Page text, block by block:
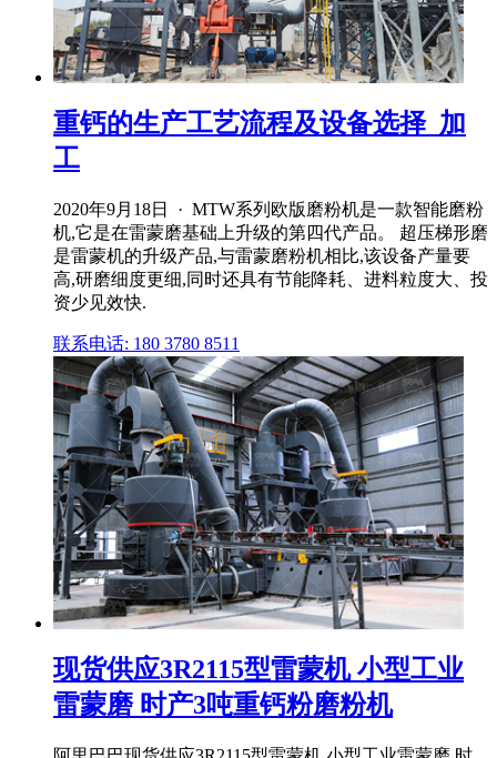
重钙的生产工艺流程及设备选择_加
工
2020年9月18日 · MTW系列欧版磨粉机是一款智能磨粉
机,它是在雷蒙磨基础上升级的第四代产品。 超压梯形磨
是雷蒙机的升级产品,与雷蒙磨粉机相比,该设备产量要
高,研磨细度更细,同时还具有节能降耗、进料粒度大、投
资少见效快.
联系电话: 180 3780 8511
现货供应3R2115型雷蒙机 小型工业
雷蒙磨 时产3吨重钙粉磨粉机